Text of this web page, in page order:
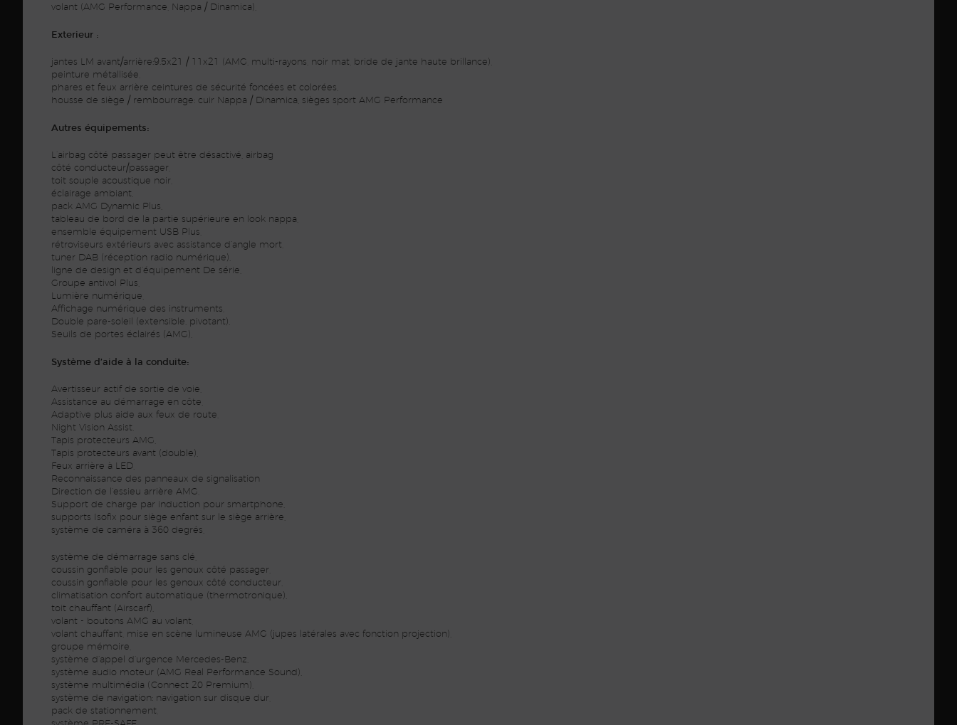
volant (AMG Performance, Nappa / Dinamica),
Exterieur :
jantes LM avant/arrière:9.5x21 / 11x21 (AMG, multi-rayons, noir mat, bride de jante haute brillance),
peinture métallisée,
phares et feux arrière ceintures de sécurité foncées et colorées,
housse de siège / rembourrage: cuir Nappa / Dinamica, sièges sport AMG Performance
Autres équipements:
L’airbag côté passager peut être désactivé, airbag
côté conducteur/passager,
toit souple acoustique noir,
éclairage ambiant,
pack AMG Dynamic Plus,
tableau de bord de la partie supérieure en look nappa,
ensemble équipement USB Plus,
rétroviseurs extérieurs avec assistance d’angle mort,
tuner DAB (réception radio numérique),
ligne de design et d’équipement De série,
Groupe antivol Plus,
Lumière numérique,
Affichage numérique des instruments,
Double pare-soleil (extensible, pivotant),
Seuils de portes éclairés (AMG),
Système d’aide à la conduite:
Avertisseur actif de sortie de voie,
Assistance au démarrage en côte,
Adaptive plus aide aux feux de route,
Night Vision Assist,
Tapis protecteurs AMG,
Tapis protecteurs avant (double),
Feux arrière à LED,
Reconnaissance des panneaux de signalisation
Direction de l’essieu arrière AMG,
Support de charge par induction pour smartphone,
supports Isofix pour siège enfant sur le siège arrière,
système de caméra à 360 degrés,
système de démarrage sans clé,
coussin gonflable pour les genoux côté passager,
coussin gonflable pour les genoux côté conducteur,
climatisation confort automatique (thermotronique),
toit chauffant (Airscarf),
volant - boutons AMG au volant,
volant chauffant, mise en scène lumineuse AMG (jupes latérales avec fonction projection),
groupe mémoire,
système d’appel d’urgence Mercedes-Benz,
système audio moteur (AMG Real Performance Sound),
système multimédia (Connect 20 Premium),
système de navigation: navigation sur disque dur,
pack de stationnement,